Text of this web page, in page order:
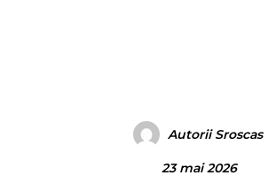
Autorii Sroscas
23 mai 2026